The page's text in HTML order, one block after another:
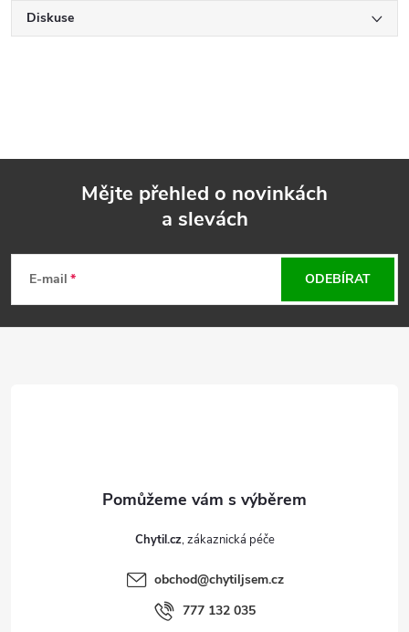
Diskuse
p
Mějte přehled o novinkách
a slevách
E-mail ODEBÍRAT
Chytil.cz
obchod@chytiljsem.cz
777 132 035